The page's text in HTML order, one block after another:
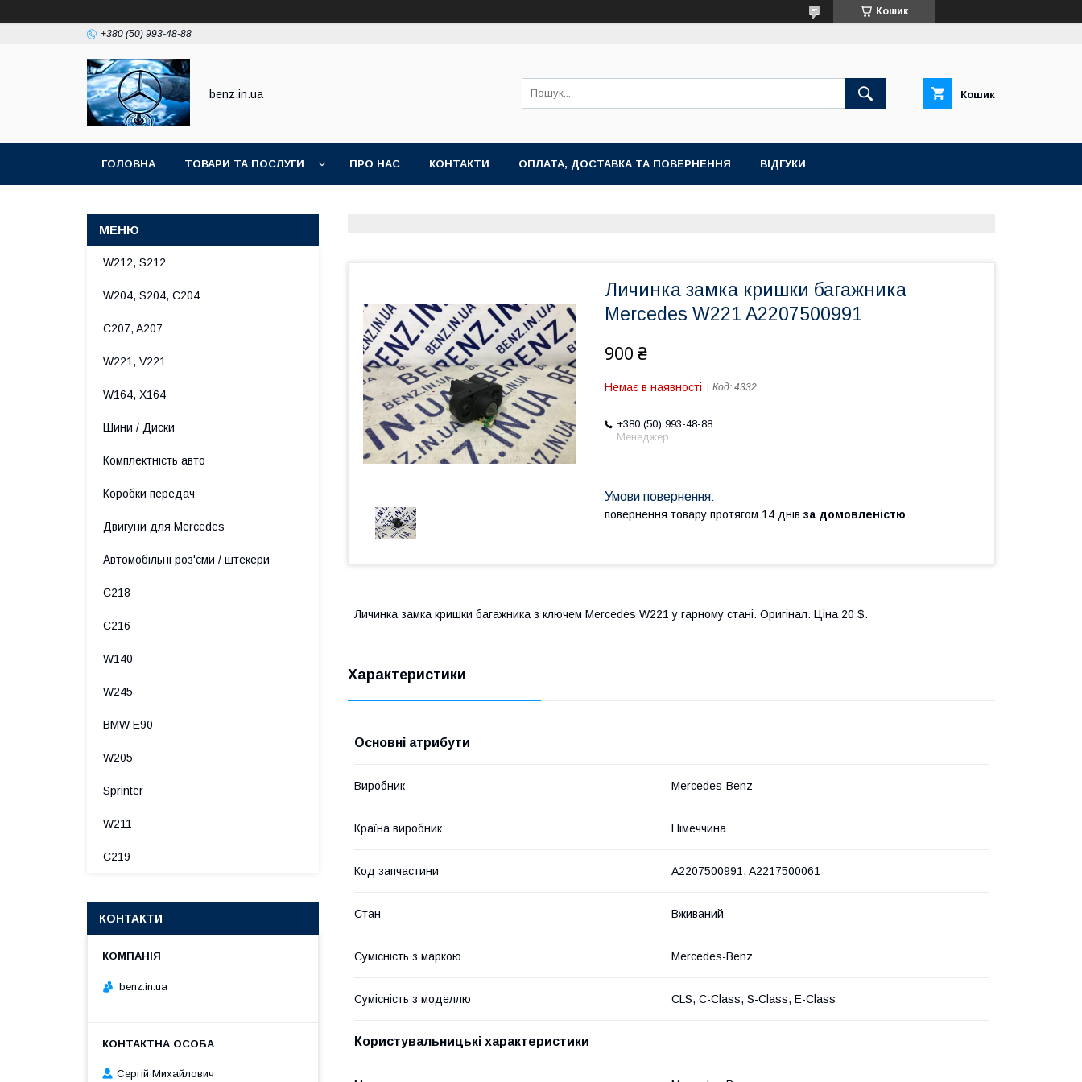
Кошик
+380 (50) 993-48-88
benz.in.ua Кошик
ГОЛОВНА ТОВАРИ ТА ПОСЛУГИ ПРО НАС КОНТАКТИ ОПЛАТА, ДОСТАВКА ТА ПОВЕРНЕННЯ ВІДГУКИ
Личинка замка кришки багажника
Mercedes W221 A2207500991
900 ₴
Немає в наявності Код: 4332
+380 (50) 993-48-88
Менеджер
повернення товару протягом 14 днів за домовленістю
Личинка замка кришки багажника з ключем Mercedes W221 у гарному стані. Оригінал. Ціна 20 $.
Характеристики
Основні атрибути
Виробник Mercedes-Benz
Країна виробник Німеччина
Код запчастини A2207500991, A2217500061
Стан Вживаний
Сумісність з маркою Mercedes-Benz
Сумісність з моделлю CLS, C-Class, S-Class, E-Class
Користувальницькі характеристики
W212, S212
W204, S204, C204
C207, A207
W221, V221
W164, X164
Шини / Диски
Комплектність авто
Коробки передач
Двигуни для Mercedes
Автомобільні роз'єми / штекери
C218
C216
W140
W245
BMW E90
W205
Sprinter
W211
C219
КОНТАКТИ
benz.in.ua
Сергій Михайлович